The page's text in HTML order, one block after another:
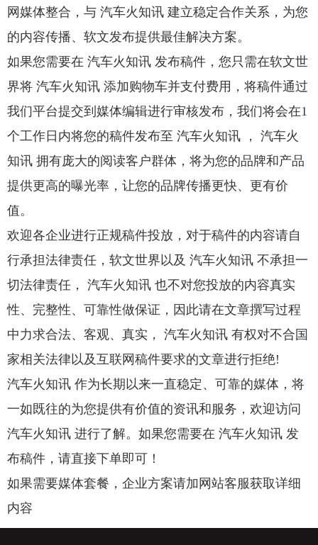
网媒体整合，与 汽车火知讯 建立稳定合作关系，为您
的内容传播、软文发布提供最佳解决方案。
如果您需要在 汽车火知讯 发布稿件，您只需在软文世
界将 汽车火知讯 添加购物车并支付费用，将稿件通过
我们平台提交到媒体编辑进行审核发布，我们将会在1
个工作日内将您的稿件发布至 汽车火知讯 ， 汽车火
知讯 拥有庞大的阅读客户群体，将为您的品牌和产品
提供更高的曝光率，让您的品牌传播更快、更有价
值。
欢迎各企业进行正规稿件投放，对于稿件的内容请自
行承担法律责任，软文世界以及 汽车火知讯 不承担一
切法律责任， 汽车火知讯 也不对您投放的内容真实
性、完整性、可靠性做保证，因此请在文章撰写过程
中力求合法、客观、真实， 汽车火知讯 有权对不合国
家相关法律以及互联网稿件要求的文章进行拒绝!
汽车火知讯 作为长期以来一直稳定、可靠的媒体，将
一如既往的为您提供有价值的资讯和服务，欢迎访问
汽车火知讯 进行了解。如果您需要在 汽车火知讯 发
布稿件，请直接下单即可！
如果需要媒体套餐，企业方案请加网站客服获取详细
内容